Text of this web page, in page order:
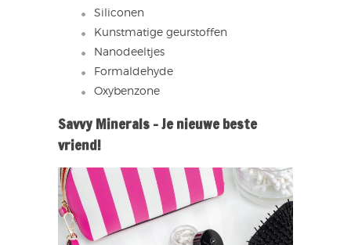
Siliconen
Kunstmatige geurstoffen
Nanodeeltjes
Formaldehyde
Oxybenzone
Savvy Minerals – Je nieuwe beste
vriend!